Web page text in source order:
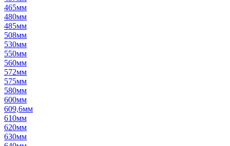
465мм
480мм
485мм
508мм
530мм
550мм
560мм
572мм
575мм
580мм
600мм
609,6мм
610мм
620мм
630мм